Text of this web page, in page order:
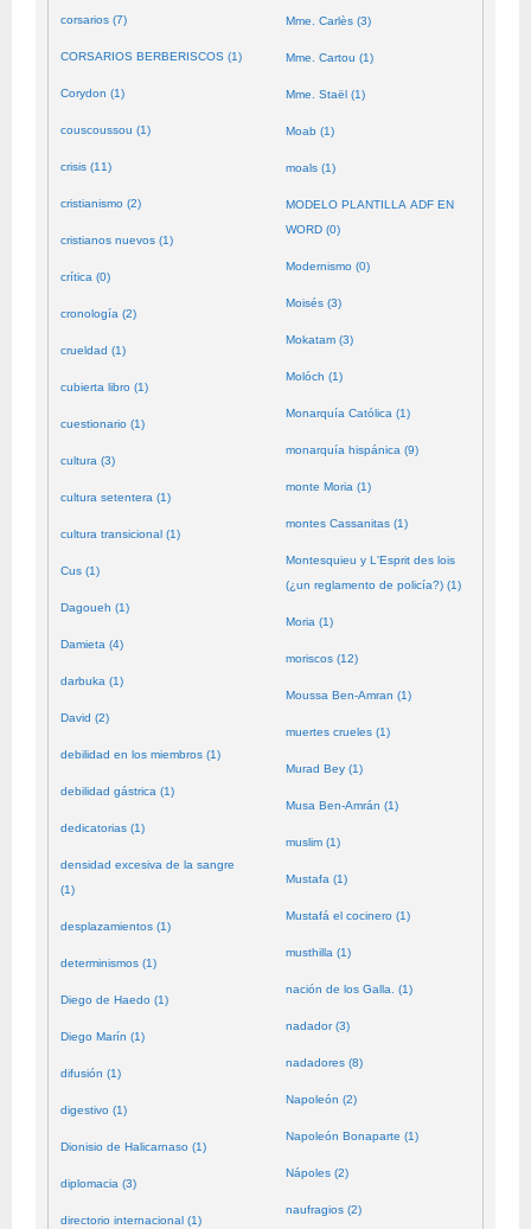
corsarios (7)
CORSARIOS BERBERISCOS (1)
Corydon (1)
couscoussou (1)
crisis (11)
cristianismo (2)
cristianos nuevos (1)
crítica (0)
cronología (2)
crueldad (1)
cubierta libro (1)
cuestionario (1)
cultura (3)
cultura setentera (1)
cultura transicional (1)
Cus (1)
Dagoueh (1)
Damieta (4)
darbuka (1)
David (2)
debilidad en los miembros (1)
debilidad gástrica (1)
dedicatorias (1)
densidad excesiva de la sangre
(1)
desplazamientos (1)
determinismos (1)
Diego de Haedo (1)
Diego Marín (1)
difusión (1)
digestivo (1)
Dionisio de Halicarnaso (1)
diplomacia (3)
directorio internacional (1)
Mme. Carlès (3)
Mme. Cartou (1)
Mme. Staël (1)
Moab (1)
moals (1)
MODELO PLANTILLA ADF EN
WORD (0)
Modernismo (0)
Moisés (3)
Mokatam (3)
Molóch (1)
Monarquía Católica (1)
monarquía hispánica (9)
monte Moria (1)
montes Cassanitas (1)
Montesquieu y L'Esprit des lois
(¿un reglamento de policía?) (1)
Moria (1)
moriscos (12)
Moussa Ben-Amran (1)
muertes crueles (1)
Murad Bey (1)
Musa Ben-Amrán (1)
muslim (1)
Mustafa (1)
Mustafá el cocinero (1)
musthilla (1)
nación de los Galla. (1)
nadador (3)
nadadores (8)
Napoleón (2)
Napoleón Bonaparte (1)
Nápoles (2)
naufragios (2)